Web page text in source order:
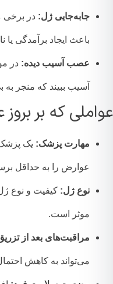
جابه‌جایی ژل: در برخی
باعث ایجاد برآمدگی یا
عصب آسیب دیده:در
آسیب ببیند که منجر به
که بر بروز
مهارت پزشک:یک پزشک با
عوارض را به حداقل
نوع ژل: کیفیت و نوع ژل
موثر است.
مراقبت‌های بعد از تزریق:
می‌تواند به کاهش